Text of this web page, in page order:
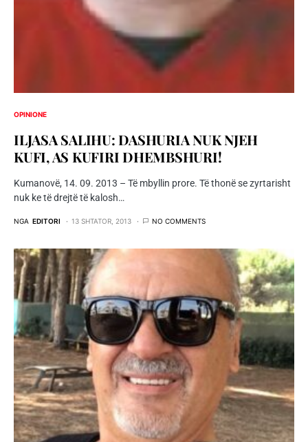
OPINIONE
ILJASA SALIHU: DASHURIA NUK NJEH
KUFI, AS KUFIRI DHEMBSHURI!
Kumanovë, 14. 09. 2013 – Të mbyllin prore. Të thonë se zyrtarisht
nuk ke të drejtë të kalosh…
NGA EDITORI 13 SHTATOR, 2013 NO COMMENTS